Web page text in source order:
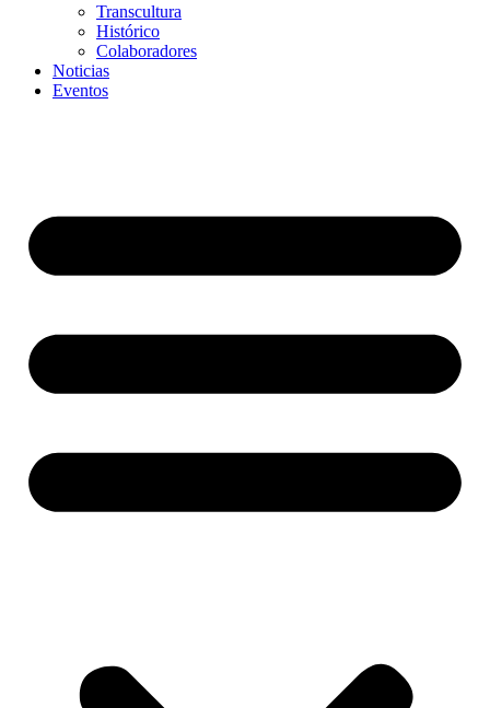
Transcultura
Histórico
Colaboradores
Noticias
Eventos